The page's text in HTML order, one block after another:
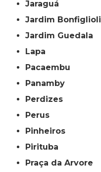
Jaraguá
Jardim Bonfiglioli
Jardim Guedala
Lapa
Pacaembu
Panamby
Perdizes
Perus
Pinheiros
Pirituba
Praça da Arvore